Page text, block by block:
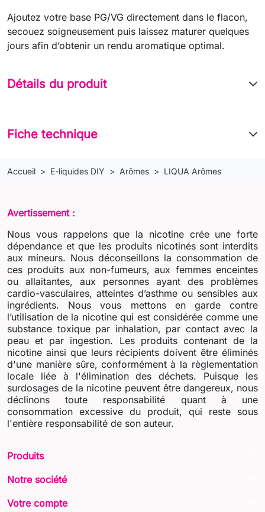
Ajoutez votre base PG/VG directement dans le flacon,
secouez soigneusement puis laissez maturer quelques
jours afin d’obtenir un rendu aromatique optimal.
Détails du produit
Fiche technique
Accueil E-liquides DIY Arômes LIQUA Arômes
Avertissement :
Nous vous rappelons que la nicotine crée une forte
dépendance et que les produits nicotinés sont interdits
aux mineurs. Nous déconseillons la consommation de
ces produits aux non-fumeurs, aux femmes enceintes
ou allaitantes, aux personnes ayant des problèmes
cardio-vasculaires, atteintes d’asthme ou sensibles aux
ingrédients. Nous vous mettons en garde contre
l’utilisation de la nicotine qui est considérée comme une
substance toxique par inhalation, par contact avec la
peau et par ingestion. Les produits contenant de la
nicotine ainsi que leurs récipients doivent être éliminés
d'une manière sûre, conformément à la règlementation
locale liée à l'élimination des déchets. Puisque les
surdosages de la nicotine peuvent être dangereux, nous
déclinons toute responsabilité quant à une
consommation excessive du produit, qui reste sous
l'entière responsabilité de son auteur.
Produits
Notre société
Votre compte